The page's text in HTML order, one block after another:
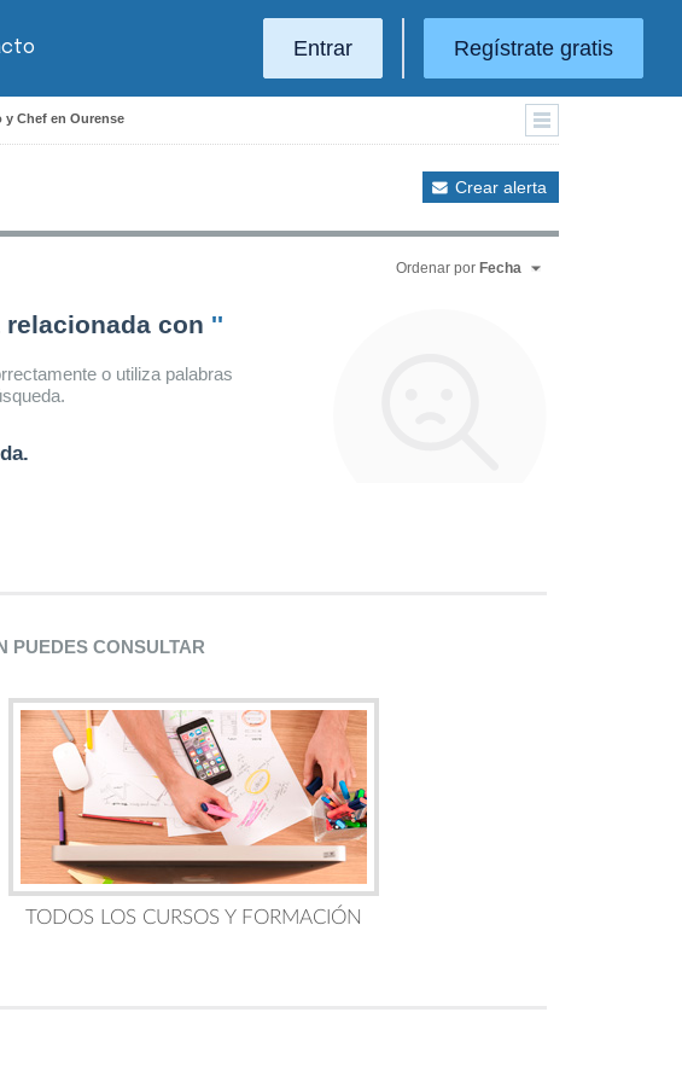
Entrar Regístrate gratis
Chef en Ourense
Crear alerta
Ordenar por Fecha
con ''
o utiliza palabras
PUEDES CONSULTAR
TODOS LOS CURSOS Y FORMACIÓN